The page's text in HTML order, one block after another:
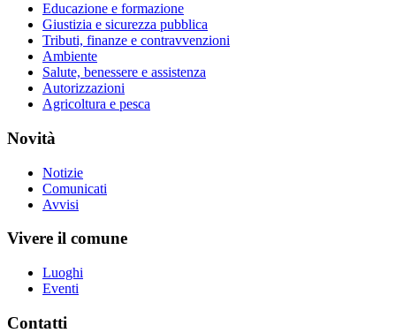
Educazione e formazione
Giustizia e sicurezza pubblica
Tributi, finanze e contravvenzioni
Ambiente
Salute, benessere e assistenza
Autorizzazioni
Agricoltura e pesca
Novità
Notizie
Comunicati
Avvisi
Vivere il comune
Luoghi
Eventi
Contatti